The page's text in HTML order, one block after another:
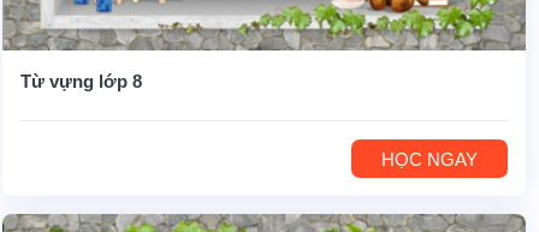
Từ vựng lớp 8
HỌC NGAY